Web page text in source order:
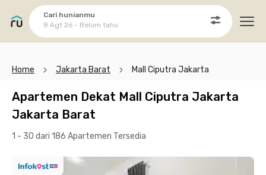
Cari hunianmu
8 Agt 26 - Belum tahu
Home Jakarta Barat Mall Ciputra Jakarta
Apartemen Dekat Mall Ciputra Jakarta
Jakarta Barat
1 - 30 dari 186 Apartemen Tersedia